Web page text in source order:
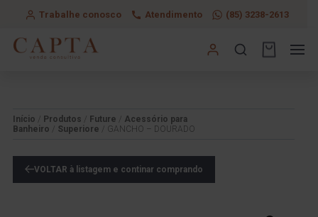
Trabalhe conosco Atendimento (85) 3238-2613
Início Produtos Future
Acessório para
Banheiro
Superiore / GANCHO – DOURADO
VOLTAR à listagem e continar comprando